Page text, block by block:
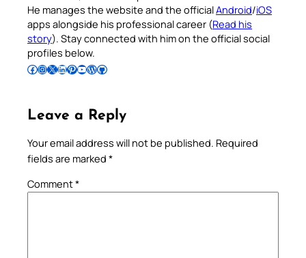
He manages the website and the officialAndroid/iOS
apps alongside his professional career (Read his
story). Stay connected with him on the official social
profiles below.
Follow Pradeep on Facebook Follow Pradeep on InstagramFollow Pradeep on X Follow Pradeep on LinkedIn Follow Pradeep on Pinterest Subscribe to Pradeep’s Youtube Channel Follow Pradeep on WordPress Follow Pradeep on GitHub
Leave a Reply
Your email address will not be published. Required
fields are marked *
Comment*